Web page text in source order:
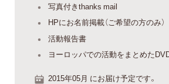
写真付きthanks mail
HPにお名前掲載（ご希望の方のみ）
活動報告書
ヨーロッパでの活動をまとめた
2015年05月 にお届け予定です。